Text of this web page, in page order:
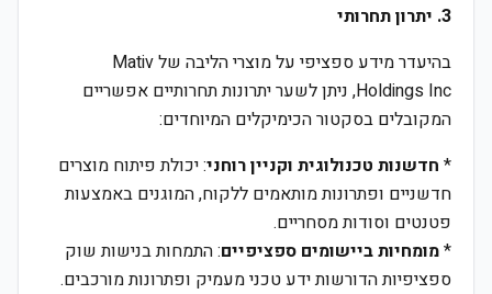
3. יתרון תחרותי
בהיעדר מידע ספציפי על מוצרי הליבה של Mativ
Holdings Inc, ניתן לשער יתרונות תחרותיים אפשריים
המקובלים בסקטור הכימיקלים המיוחדים:
* חדשנות טכנולוגית וקניין רוחני: יכולת פיתוח מוצרים
חדשניים ופתרונות מותאמים ללקוח, המוגנים באמצעות
פטנטים וסודות מסחריים.
*מומחיות ביישומים ספציפיים: התמחות בנישות שוק
ספציפיות הדורשות ידע טכני מעמיק ופתרונות מורכבים.